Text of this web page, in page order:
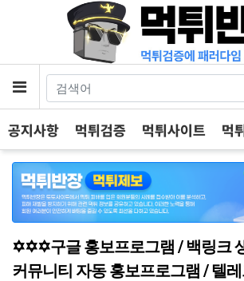
메뉴
공지사항 먹튀검증 먹튀사이트 먹
✡️✡️✡️구글 홍보프로그램 / 백링크
커뮤니티 자동 홍보프로그램 / 텔